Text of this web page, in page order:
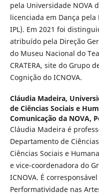
pela Universidade NOVA
licenciada em Dança pela
IPL). Em 2021 foi
atribuído pela Direção
do Museu Nacional do
CRATERA, site do Grupo
Cognição do ICNOVA.
Cláudia Madeira,
de Ciências Sociais e
Comunicação da NOVA,
Cláudia Madeira é
Departamento de
Ciências Sociais e
e vice-coordenadora do
ICNOVA. É
Performatividade nas